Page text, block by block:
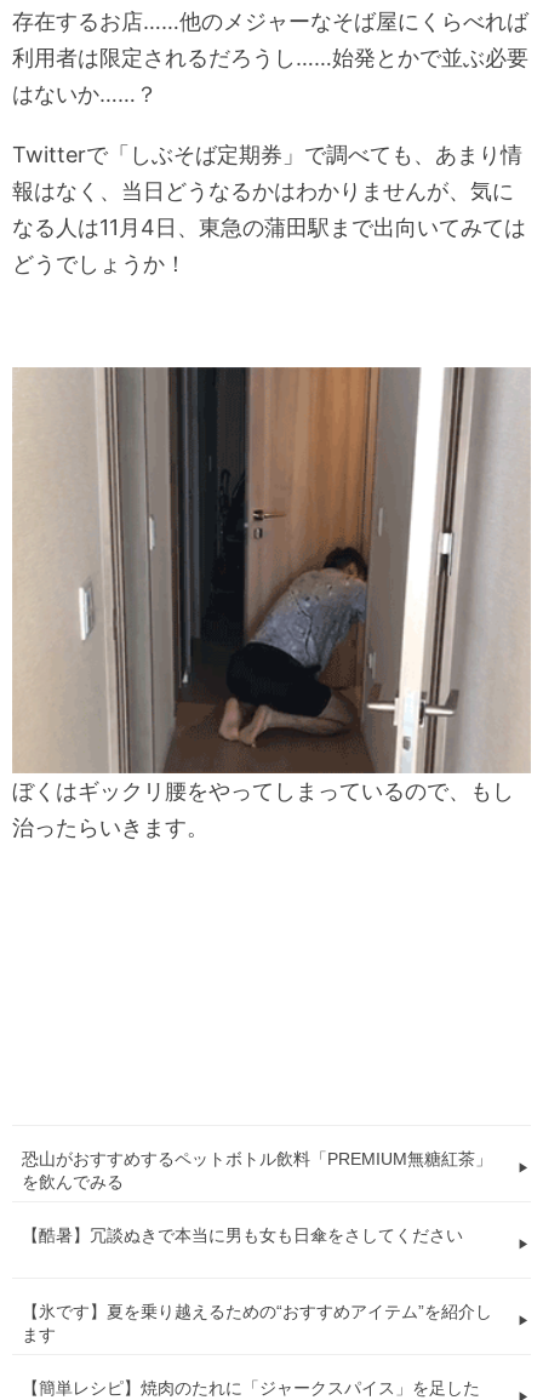
存在するお店……他のメジャーなそば屋にくらべれば
利用者は限定されるだろうし……始発とかで並ぶ必要
はないか……？
Twitterで「しぶそば定期券」で調べても、あまり情
報はなく、当日どうなるかはわかりませんが、気に
なる人は11月4日、東急の蒲田駅まで出向いてみては
どうでしょうか！
ぼくはギックリ腰をやってしまっているので、もし
治ったらいきます。
恐山がおすすめするペットボトル飲料「PREMIUM無糖紅茶」
を飲んでみる
【酷暑】冗談ぬきで本当に男も女も日傘をさしてください
【氷です】夏を乗り越えるための“おすすめアイテム”を紹介し
ます
【簡単レシピ】焼肉のたれに「ジャークスパイス」を足した